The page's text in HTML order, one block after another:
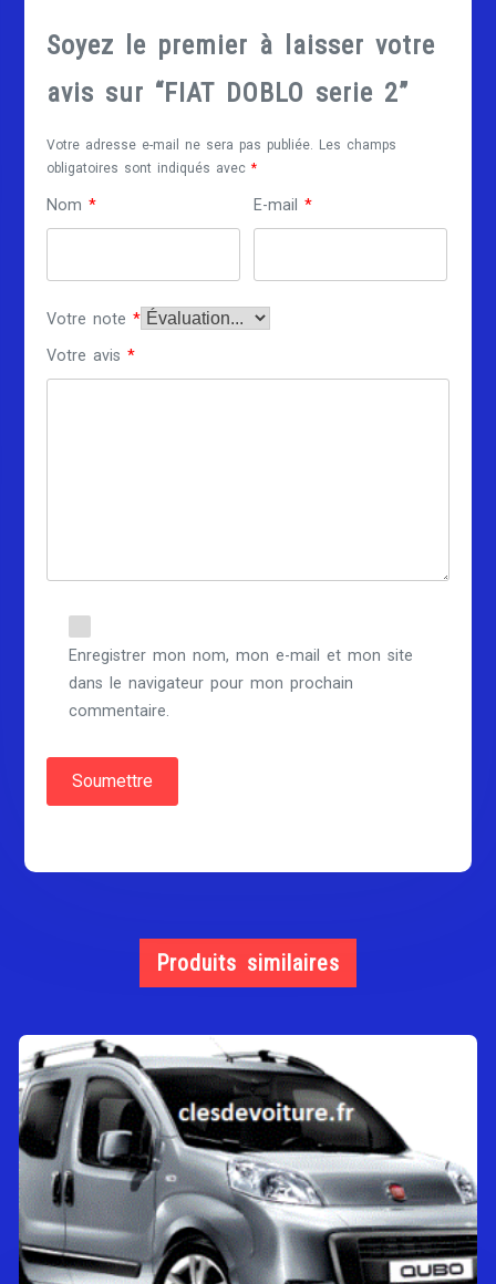
Soyez le premier à laisser votre
avis sur “FIAT DOBLO serie 2”
Votre adresse e-mail ne sera pas publiée. Les champs
obligatoires sont indiqués avec*
Nom* E-mail*
Votre note*
Votre avis*
Enregistrer mon nom, mon e-mail et mon site
dans le navigateur pour mon prochain
commentaire.
Produits similaires